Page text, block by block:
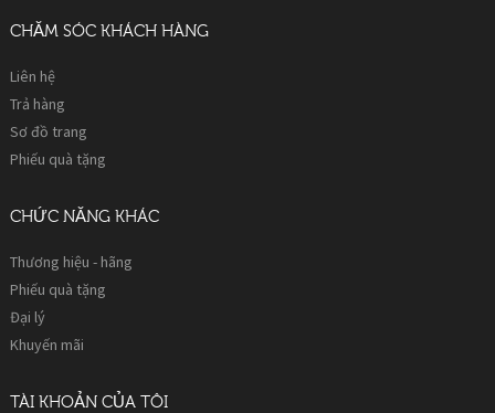
CHĂM SÓC KHÁCH HÀNG
Liên hệ
Trả hàng
Sơ đồ trang
Phiếu quà tặng
CHỨC NĂNG KHÁC
Thương hiệu - hãng
Phiếu quà tặng
Đại lý
Khuyến mãi
TÀI KHOẢN CỦA TÔI